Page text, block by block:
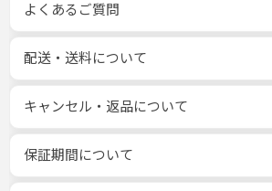
よくあるご質問
配送・送料について
キャンセル・返品について
保証期間について